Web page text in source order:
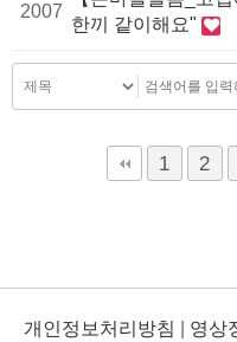
2007
한끼 같이해요"
1 2
개인정보처리방침 영상